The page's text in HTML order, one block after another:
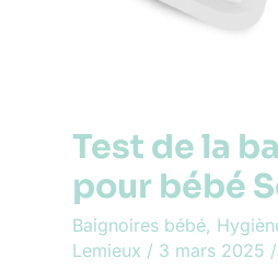
Test de la
pour bébé
Baignoires bébé,
Lemieux / 3 mars 2025 /